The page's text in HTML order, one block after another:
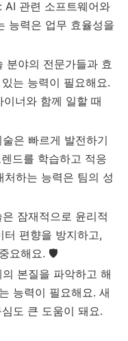
: AI 관련 소프트웨어와
능력은 업무 효율성을
분야의 전문가들과 효
는 능력이 필요해요.
너와 함께 일할 때
술은 빠르게 발전하기
드를 학습하고 적응
하는 능력은 팀의 성
잠재적으로 윤리적
편향을 방지하고,
요해요. 🛡️
의 본질을 파악하고 해
능력이 필요해요. 새
도 큰 도움이 돼요.